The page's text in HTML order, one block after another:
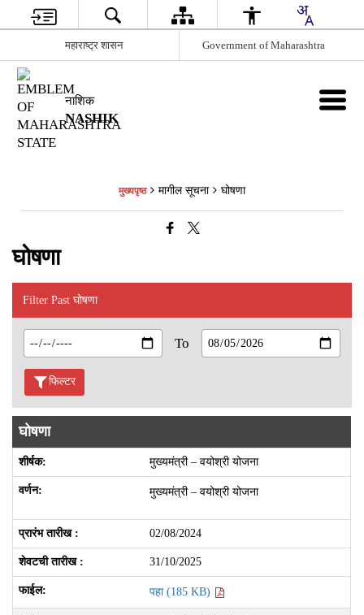
महाराष्ट्र शासन Government of Maharashtra
नाशिक
NASHIK
मुख्यपृष्ठ मागील सूचना घोषणा
घोषणा
Filter Past घोषणा
To
फिल्टर
घोषणा
मुख्यमंत्री – वयोश्री योजना
मुख्यमंत्री – वयोश्री योजना
02/08/2024
31/10/2025
पहा (185 KB)